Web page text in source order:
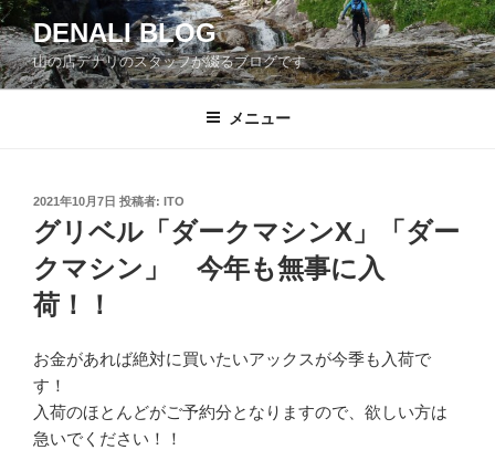
コ
ン
テ
ン
DENALI BLOG
山の店デナリのスタッフが綴るブログです
メニュー
投
日:
2021年10月7日 投稿者: ITO
グリベル「ダークマシンX」「ダー
クマシン」 今年も無事に入
荷！！
お金があれば絶対に買いたいアックスが今季も入荷で
す！
入荷のほとんどがご予約分となりますので、欲しい方は
急いでください！！